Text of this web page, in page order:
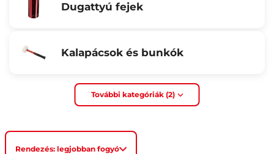
Dugattyú fejek
Kalapácsok és bunkók
További kategóriák (2)
Rendezés: legjobban fogyó